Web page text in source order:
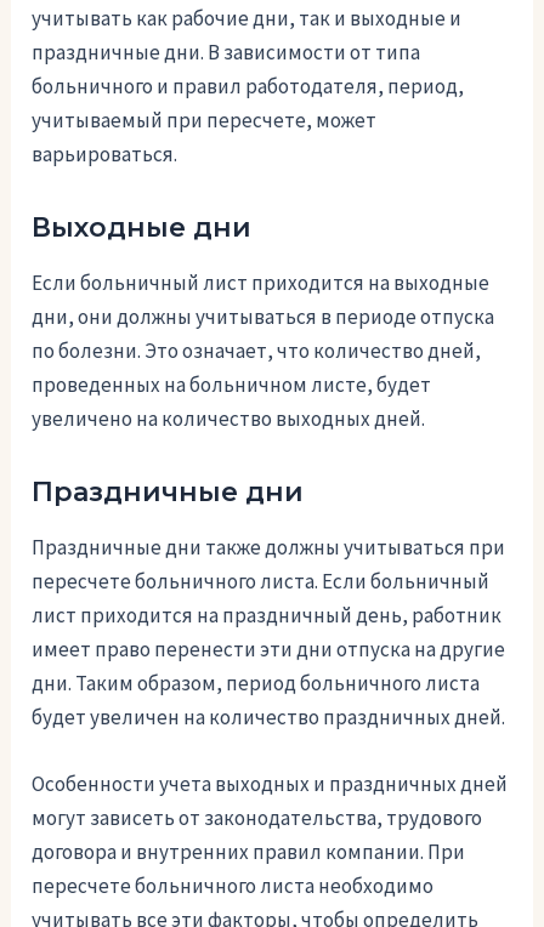
учитывать как рабочие дни, так и выходные и
праздничные дни. В зависимости от типа
больничного и правил работодателя, период,
учитываемый при пересчете, может
варьироваться.
Выходные дни
Если больничный лист приходится на выходные
дни, они должны учитываться в периоде отпуска
по болезни. Это означает, что количество дней,
проведенных на больничном листе, будет
увеличено на количество выходных дней.
Праздничные дни
Праздничные дни также должны учитываться при
пересчете больничного листа. Если больничный
лист приходится на праздничный день, работник
имеет право перенести эти дни отпуска на другие
дни. Таким образом, период больничного листа
будет увеличен на количество праздничных дней.
Особенности учета выходных и праздничных дней
могут зависеть от законодательства, трудового
договора и внутренних правил компании. При
пересчете больничного листа необходимо
учитывать все эти факторы, чтобы определить